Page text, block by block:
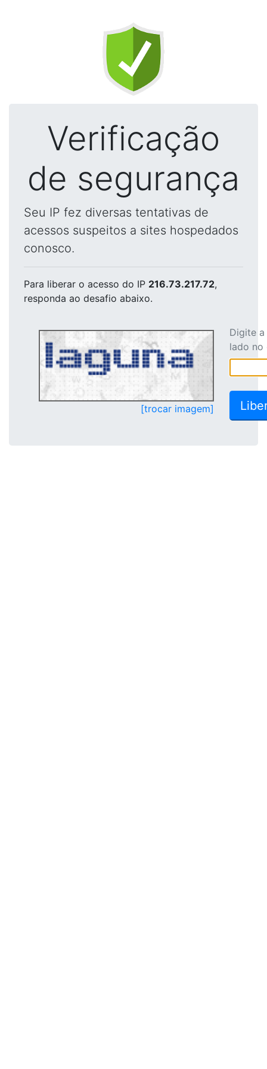
Verificação
de segurança
Seu IP fez diversas tentativas de
acessos suspeitos a sites hospedados
conosco.
Para liberar o acesso do IP 216.73.217.72,
responda ao desafio abaixo.
[trocar imagem]
Digite
lado no